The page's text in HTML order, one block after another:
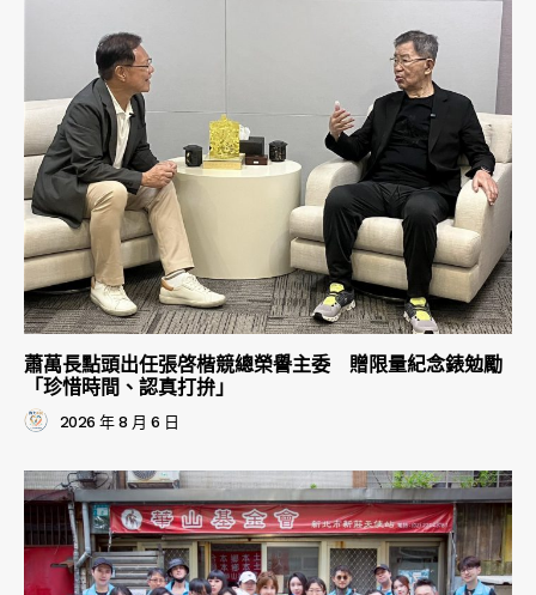
蕭萬長點頭出任張啓楷競總榮譽主委 贈限量紀念錶勉勵
「珍惜時間、認真打拚」
2026 年 8 月 6 日